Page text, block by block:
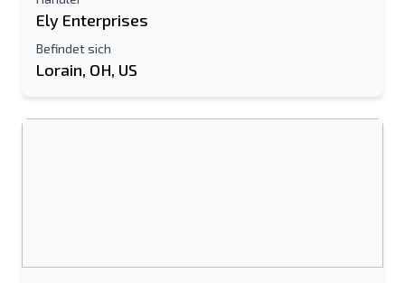
Ely Enterprises
Befindet sich
Lorain, OH, US
An einen Freund senden